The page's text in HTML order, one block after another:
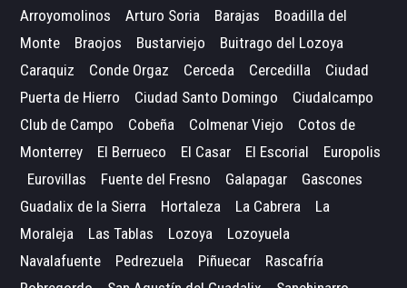
Arroyomolinos
Arturo Soria Barajas
Boadilla del
Monte
Braojos Bustarviejo
Buitrago del Lozoya
Caraquiz
Conde Orgaz Cerceda Cercedilla
Ciudad
Puerta de Hierro
Ciudad Santo Domingo
Ciudalcampo
Club de Campo
Cobeña Colmenar Viejo
Cotos de
Monterrey
El Berrueco El Casar El Escorial
Europolis
Eurovillas
Fuente del Fresno Galapagar
Gascones
Guadalix de la Sierra
Hortaleza La Cabrera
La
Moraleja
Las Tablas Lozoya
Lozoyuela
Navalafuente
Pedrezuela Piñuecar
Rascafría